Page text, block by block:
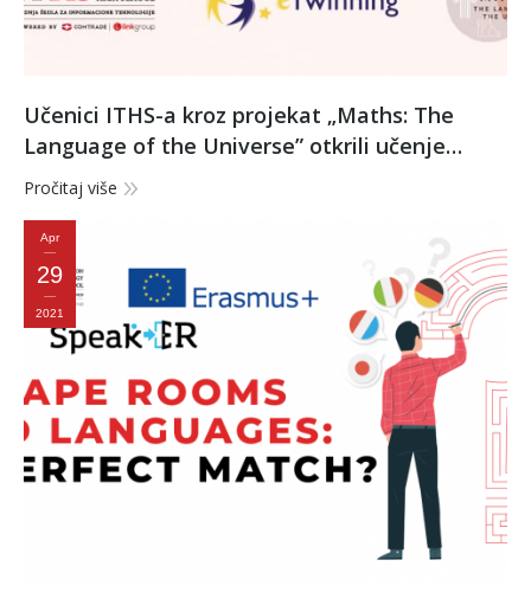
Učenici ITHS-a kroz projekat „Maths: The
Language of the Universe” otkrili učenje
matematike na neobičan način
Pročitaj više
Apr
29
2021